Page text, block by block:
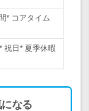
* コアタイム
祝日* 夏季休暇
なる